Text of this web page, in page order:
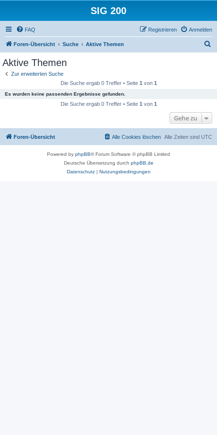
SIG 200
FAQ Anmelden
Registrieren
Foren-Übersicht Suche Aktive Themen
Aktive Themen
Zur erweiterten Suche
Die Suche ergab 0 Treffer • Seite 1 von 1
Es wurden keine passenden Ergebnisse gefunden.
Die Suche ergab 0 Treffer • Seite 1 von 1
Gehe zu
Foren-Übersicht Alle Zeiten sind UTC
Alle Cookies löschen
Powered by phpBB® Forum Software © phpBB Limited
Deutsche Übersetzung durch phpBB.de
Datenschutz| Nutzungsbedingungen